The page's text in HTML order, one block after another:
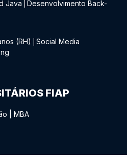
Java
Desenvolvimento Back-
(RH)
Social Media
FIAP
MBA